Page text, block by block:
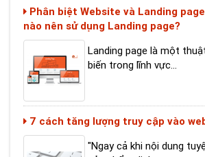
nào nên sử dụng Landing page?
biến trong lĩnh vực...
sản phẩm dịch vụ...